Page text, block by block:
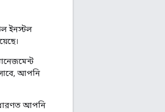
ইনস্টল
আপনি
আপনি